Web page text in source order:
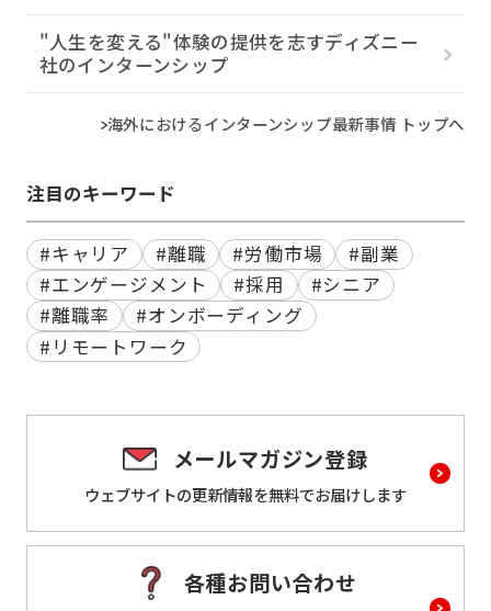
"人生を変える"体験の提供を志すディズニー
社のインターンシップ
海外におけるインターンシップ最新事情 トップへ
注目のキーワード
#キャリア #離職 #労働市場
#副業
#エンゲージメント
#採用
#シニア
#離職率
#オンボーディング
#リモートワーク
メールマガジン登録
ウェブサイトの更新情報を無料でお届けします
各種お問い合わせ